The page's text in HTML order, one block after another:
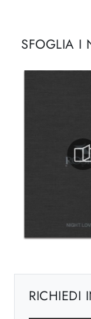
SFOGLIA I
RICHIEDI